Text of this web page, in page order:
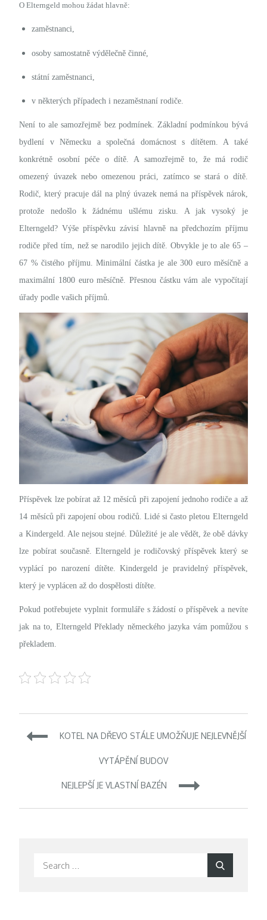
OElterngeld mohou žádat hlavně:
zaměstnanci,
osoby samostatně výdělečně činné,
státní zaměstnanci,
v některých případech i nezaměstnaní rodiče.
Není to ale samozřejmě bez podmínek. Základní podmínkou bývá
bydlení v Německu a společná domácnost s dítětem. A také
konkrétně osobní péče o dítě. A samozřejmě to, že má rodič
omezený úvazek nebo omezenou práci, zatímco se stará o dítě.
Rodič, který pracuje dál na plný úvazek nemá na příspěvek nárok,
protože nedošlo k žádnému ušlému zisku. A jak vysoký je
Elterngeld? Výše příspěvku závisí hlavně na předchozím příjmu
rodiče před tím, než se narodilo jejich dítě. Obvykle je to ale 65 –
67 % čistého příjmu. Minimální částka je ale 300 euro měsíčně a
maximální 1800 euro měsíčně. Přesnou částku vám ale vypočítají
úřady podle vašich příjmů.
Příspěvek lze pobírat až 12 měsíců při zapojení jednoho rodiče a až
14 měsíců při zapojení obou rodičů. Lidé si často pletou Elterngeld
a Kindergeld. Ale nejsou stejné. Důležité je ale vědět, že obě dávky
lze pobírat současně. Elterngeld je rodičovský příspěvek který se
vyplácí po narození dítěte. Kindergeld je pravidelný příspěvek,
který je vyplácen až do dospělosti dítěte.
Pokud potřebujete vyplnit formuláře s žádostí o příspěvek a nevíte
jak na to, Elterngeld Překlady německého jazyka vám pomůžou s
překladem.
Navigace
KOTEL NA DŘEVO STÁLE UMOŽŇUJE NEJLEVNĚJŠÍ
VYTÁPĚNÍ BUDOV
NEJLEPŠÍ JE VLASTNÍ BAZÉN
Search